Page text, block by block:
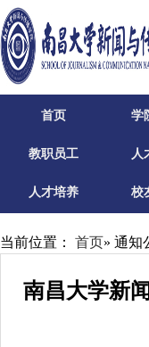
首页 学
教职员工 人
人才培养 校
当前位置： 首页» 通知
南昌大学新